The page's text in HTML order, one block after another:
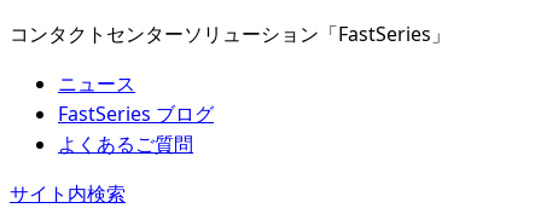
コンタクトセンターソリューション「FastSeries」
ニュース
FastSeries ブログ
よくあるご質問
サイト内検索